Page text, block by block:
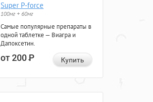
Super P-force
100мг + 60мг
Самые популярные препараты в
одной таблетке — Виагра и
Дапоксетин.
от 200Р Купить